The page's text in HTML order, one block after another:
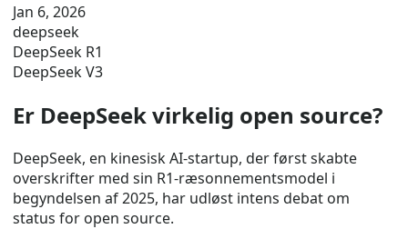
Jan 6, 2026
deepseek
DeepSeek R1
DeepSeek V3
Er DeepSeek virkelig open source?
DeepSeek, en kinesisk AI-startup, der først skabte
overskrifter med sin R1-ræsonnementsmodel i
begyndelsen af ​​2025, har udløst intens debat om
status for open source.